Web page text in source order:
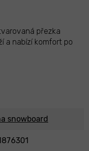
přezka
a nabízí komfort po
snowboard